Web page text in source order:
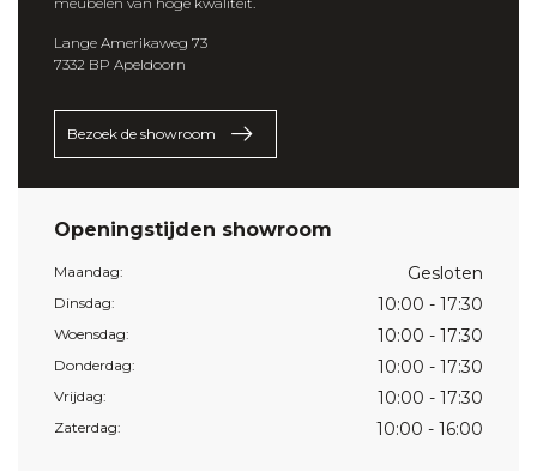
Lange Amerikaweg 73
7332 BP Apeldoorn
Bezoek de showroom
Openingstijden showroom
Maandag: Gesloten
Dinsdag: 10:00 - 17:30
Woensdag: 10:00 - 17:30
Donderdag: 10:00 - 17:30
Vrijdag: 10:00 - 17:30
Zaterdag: 10:00 - 16:00